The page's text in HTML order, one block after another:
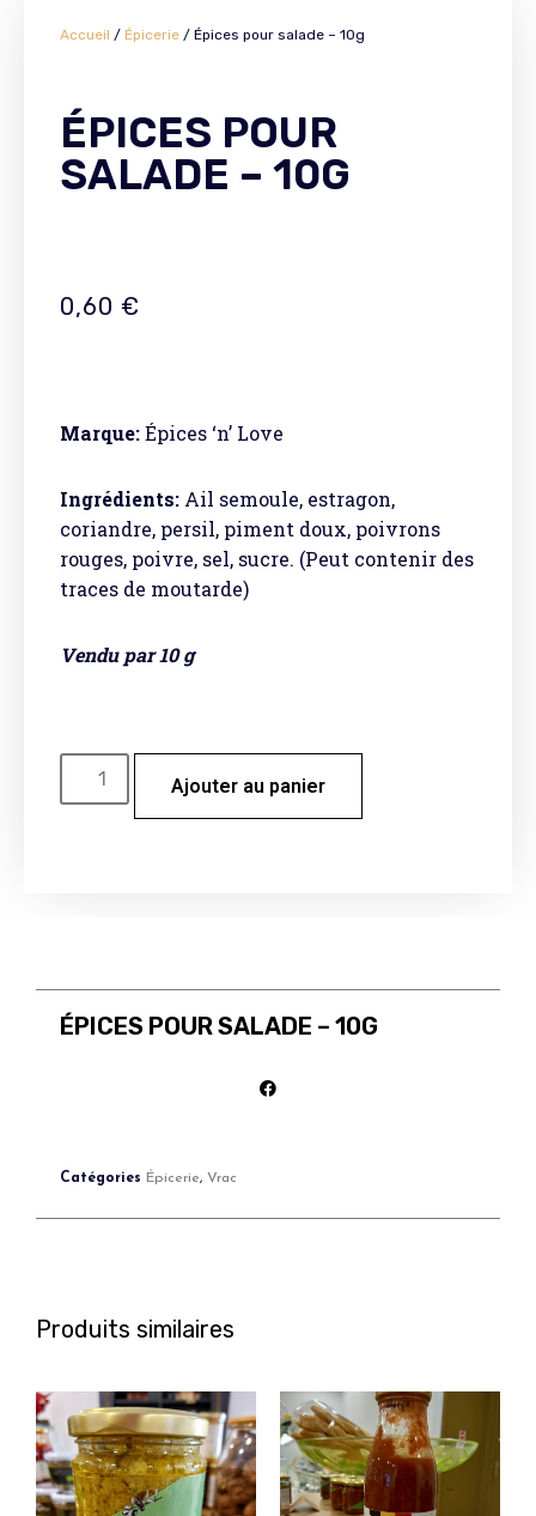
Accueil / Épicerie / Épices pour salade – 10g
ÉPICES POUR
SALADE – 10G
0,60 €
Marque:Épices ‘n’ Love
Ingrédients: Ail semoule, estragon,
coriandre, persil, piment doux, poivrons
rouges, poivre, sel, sucre. (Peut contenir des
traces de moutarde)
Vendu par 10 g
Ajouter au panier
ÉPICES POUR SALADE – 10G
Catégories Épicerie, Vrac
Produits similaires